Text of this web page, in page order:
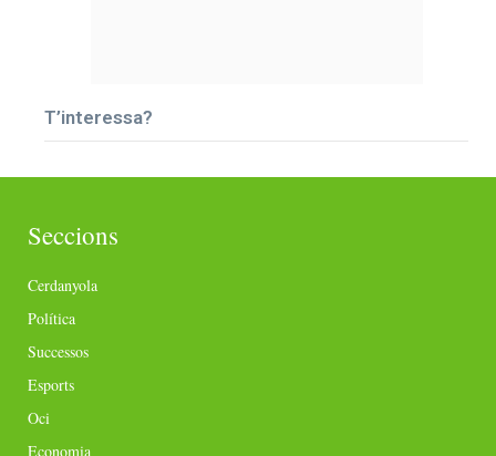
T’interessa?
Seccions
Cerdanyola
Política
Successos
Esports
Oci
Economia